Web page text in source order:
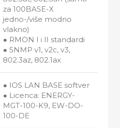
za 100BASE-X
jedno-/više modno
vlakno)
● RMON I i II standardi
● SNMP v1, v2c, v3,
802.3az, 802.1ax
● IOS LAN BASE softver
● Licenca: ENERGY-
MGT-100-K9, EW-DO-
100-DE